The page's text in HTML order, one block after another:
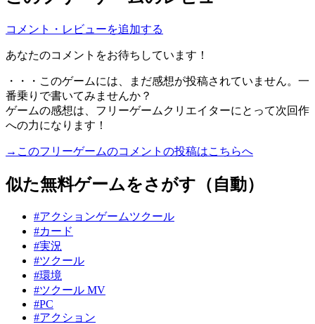
コメント・レビューを追加する
あなたのコメントをお待ちしています！
・・・このゲームには、まだ感想が投稿されていません。一
番乗りで書いてみませんか？
ゲームの感想は、フリーゲームクリエイターにとって次回作
への力になります！
→このフリーゲームのコメントの投稿はこちらへ
似た無料ゲームをさがす（自動）
#アクションゲームツクール
#カード
#実況
#ツクール
#環境
#ツクール MV
#PC
#アクション